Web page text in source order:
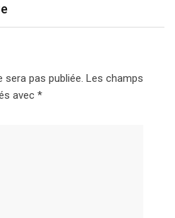
pas publiée. Les champs
avec *